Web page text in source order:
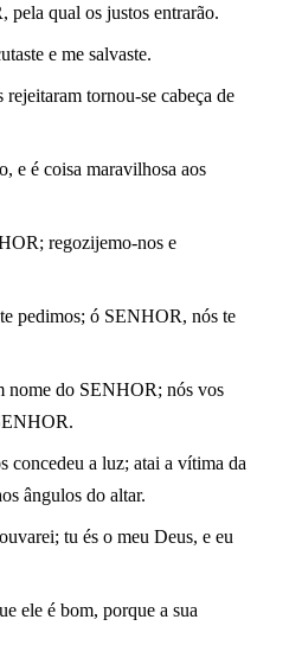
pela qual os justos entrarão.
e me salvaste.
tornou-se cabeça de
e é coisa maravilhosa aos
regozijemo-nos e
pedimos; ó SENHOR, nós te
nome do SENHOR; nós vos
concedeu a luz; atai a vítima da
ângulos do altar.
tu és o meu Deus, e eu
ele é bom, porque a sua